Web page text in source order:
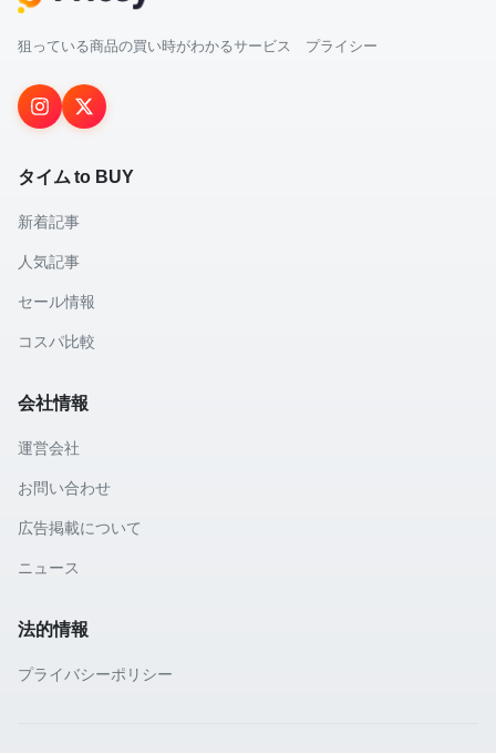
狙っている商品の買い時がわかるサービス プライシー
タイム to BUY
新着記事
人気記事
セール情報
コスパ比較
会社情報
運営会社
お問い合わせ
広告掲載について
ニュース
法的情報
プライバシーポリシー